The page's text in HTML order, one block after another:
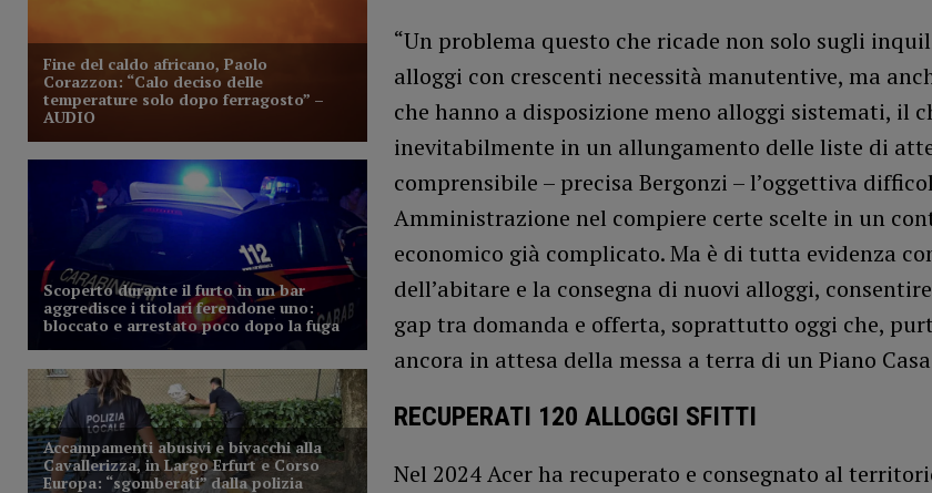
“Un problema questo che ricade non solo sugli
alloggi con crescenti necessità manutentive, ma
che hanno a disposizione meno alloggi sistemati, il
inevitabilmente in un allungamento delle liste di
comprensibile – precisa Bergonzi – l’oggettiva
Amministrazione nel compiere certe scelte in un
economico già complicato. Ma è di tutta evidenza
dell’abitare e la consegna di nuovi alloggi,
gap tra domanda e offerta, soprattutto oggi che,
ancora in attesa della messa a terra di un Piano
RECUPERATI 120 ALLOGGI SFITTI
Nel 2024 Acer ha recuperato e consegnato al